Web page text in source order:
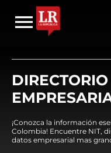
¡Conozca la información
Colombia! Encuentre NIT,
datos empresarial mas